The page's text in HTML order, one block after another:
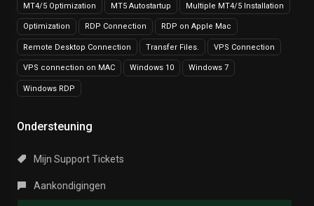
MT4/5 Optimization MT5 Autostartup Multiple MT4/5 Installation
Optimization RDP Connection RDP on Apple Mac
Remote Desktop Connection Transfer Files. VPS Connection
VPS connection on MAC Windows 10 Windows 7
Windows RDP
Ondersteuning
Mijn Support Tickets
Aankondigingen